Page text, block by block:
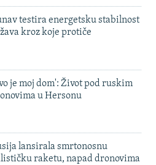
testira energetsku stabilnost
kroz koje protiče
je moj dom': Život pod ruskim
u Hersonu
lansirala smrtonosnu
raketu, napad dronovima